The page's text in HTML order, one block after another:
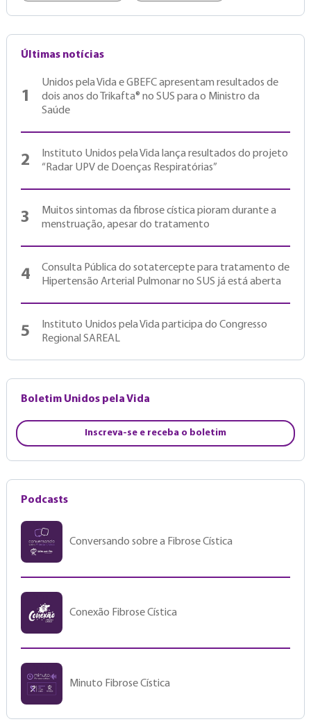
Últimas notícias
1
Unidos pela Vida e GBEFC apresentam resultados de
dois anos do Trikafta® no SUS para o Ministro da
Saúde
2
Instituto Unidos pela Vida lança resultados do projeto
“Radar UPV de Doenças Respiratórias”
3
Muitos sintomas da fibrose cística pioram durante a
menstruação, apesar do tratamento
4
Consulta Pública do sotatercepte para tratamento de
Hipertensão Arterial Pulmonar no SUS já está aberta
5
Instituto Unidos pela Vida participa do Congresso
Regional SAREAL
Boletim Unidos pela Vida
Inscreva-se e receba o boletim
Podcasts
Conversando sobre a Fibrose Cística
Conexão Fibrose Cística
Minuto Fibrose Cística